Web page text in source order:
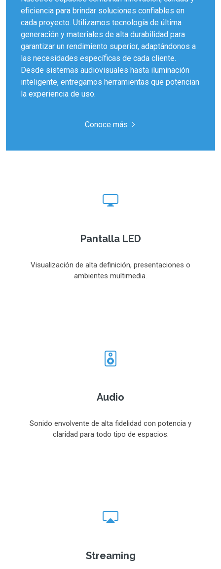
eficiencia para brindar soluciones confiables en
cada proyecto. Utilizamos tecnología de última
generación y materiales de alta durabilidad para
garantizar un rendimiento superior, adaptándonos a
las necesidades específicas de cada cliente.
Desde sistemas audiovisuales hasta iluminación
inteligente, entregamos herramientas que potencian
la experiencia de uso.
Conoce más
Pantalla LED
Visualización de alta definición, presentaciones o
ambientes multimedia.
Audio
Sonido envolvente de alta fidelidad con potencia y
claridad para todo tipo de espacios.
Streaming